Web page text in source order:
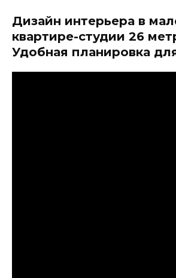
Дизайн интерьера в
квартире-студии 26
Удобная планировка